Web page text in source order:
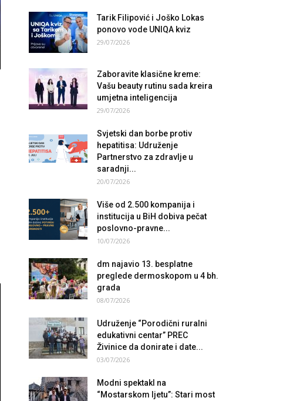
Tarik Filipović i Joško Lokas
ponovo vode UNIQA kviz
29/07/2026
Zaboravite klasične kreme:
Vašu beauty rutinu sada kreira
umjetna inteligencija
29/07/2026
Svjetski dan borbe protiv
hepatitisa: Udruženje
Partnerstvo za zdravlje u
saradnji...
20/07/2026
Više od 2.500 kompanija i
institucija u BiH dobiva pečat
poslovno-pravne...
10/07/2026
dm najavio 13. besplatne
preglede dermoskopom u 4 bh.
grada
08/07/2026
Udruženje “Porodični ruralni
edukativni centar” PREC
Živinice da donirate i date...
03/07/2026
Modni spektakl na
“Mostarskom ljetu”: Stari most